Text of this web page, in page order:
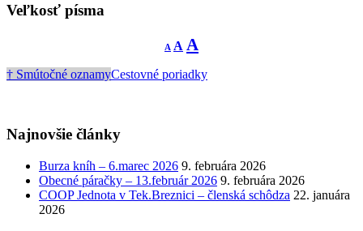
Veľkosť písma
A
Decrease
font
A Reset
font
size.
A
size.
† Smútočné oznamyCestovné poriadky
Najnovšie články
Burza kníh – 6.marec 2026 9. februára 2026
Obecné páračky – 13.február 2026 9. februára 2026
COOP Jednota v Tek.Breznici – členská schôdza 22. januára
2026